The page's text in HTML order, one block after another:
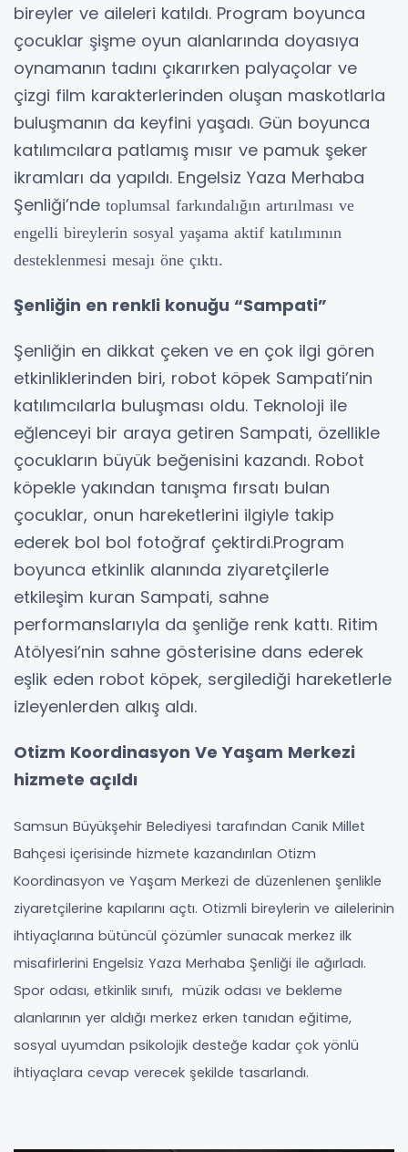
bireyler ve aileleri katıldı. Program boyunca
çocuklar şişme oyun alanlarında doyasıya
oynamanın tadını çıkarırken palyaçolar ve
çizgi film karakterlerinden oluşan maskotlarla
buluşmanın da keyfini yaşadı. Gün boyunca
katılımcılara patlamış mısır ve pamuk şeker
ikramları da yapıldı. Engelsiz Yaza Merhaba
Şenliği’nde toplumsal farkındalığın artırılması ve
engelli bireylerin sosyal yaşama aktif katılımının
desteklenmesi mesajı öne çıktı.
Şenliğin en renkli konuğu “Sampati”
Şenliğin en dikkat çeken ve en çok ilgi gören
etkinliklerinden biri, robot köpek Sampati’nin
katılımcılarla buluşması oldu. Teknoloji ile
eğlenceyi bir araya getiren Sampati, özellikle
çocukların büyük beğenisini kazandı. Robot
köpekle yakından tanışma fırsatı bulan
çocuklar, onun hareketlerini ilgiyle takip
ederek bol bol fotoğraf çektirdi.Program
boyunca etkinlik alanında ziyaretçilerle
etkileşim kuran Sampati, sahne
performanslarıyla da şenliğe renk kattı. Ritim
Atölyesi’nin sahne gösterisine dans ederek
eşlik eden robot köpek, sergilediği hareketlerle
izleyenlerden alkış aldı.
Otizm Koordinasyon Ve Yaşam Merkezi
hizmete açıldı
Samsun Büyükşehir Belediyesi tarafından Canik Millet
Bahçesi içerisinde hizmete kazandırılan Otizm
Koordinasyon ve Yaşam Merkezi de düzenlenen şenlikle
ziyaretçilerine kapılarını açtı. Otizmli bireylerin ve ailelerinin
ihtiyaçlarına bütüncül çözümler sunacak merkez ilk
misafirlerini Engelsiz Yaza Merhaba Şenliği ile ağırladı.
Spor odası, etkinlik sınıfı, müzik odası ve bekleme
alanlarının yer aldığı merkez erken tanıdan eğitime,
sosyal uyumdan psikolojik desteğe kadar çok yönlü
ihtiyaçlara cevap verecek şekilde tasarlandı.